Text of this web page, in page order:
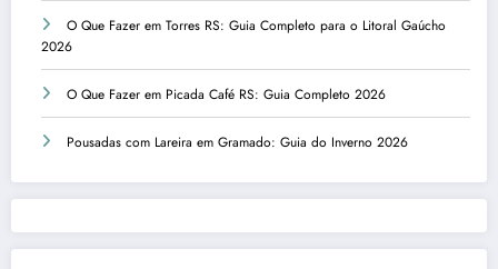
O Que Fazer em Torres RS: Guia Completo para o Litoral Gaúcho
2026
O Que Fazer em Picada Café RS: Guia Completo 2026
Pousadas com Lareira em Gramado: Guia do Inverno 2026